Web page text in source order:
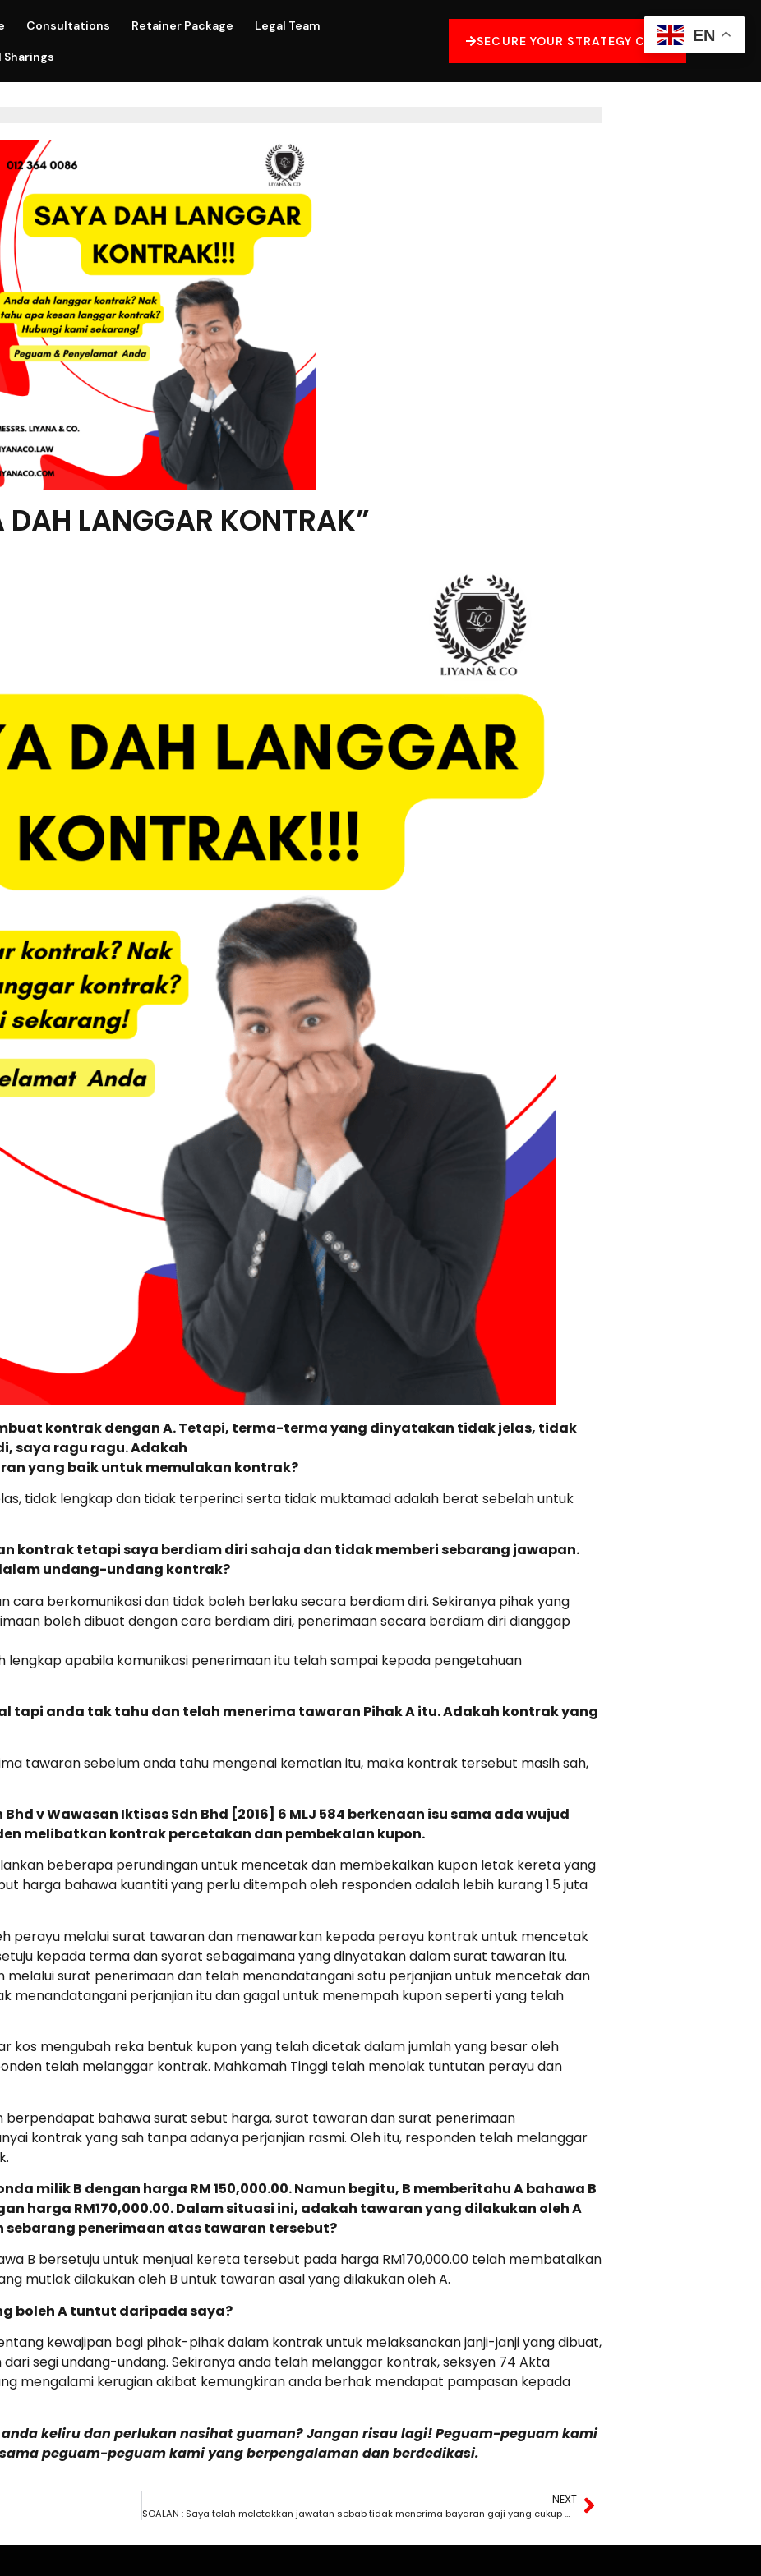
Consultations Retainer Package Legal Team
Sharings
SECURE YOUR STRATEGY CALL
DAH LANGGAR KONTRAK”
kontrak dengan A. Tetapi, terma-terma yang dinyatakan tidak jelas, tidak
saya ragu ragu. Adakah
yang baik untuk memulakan kontrak?
tidak lengkap dan tidak terperinci serta tidak muktamad adalah berat sebelah untuk
kontrak tetapi saya berdiam diri sahaja dan tidak memberi sebarang jawapan.
undang-undang kontrak?
cara berkomunikasi dan tidak boleh berlaku secara berdiam diri. Sekiranya pihak yang
boleh dibuat dengan cara berdiam diri, penerimaan secara berdiam diri dianggap
lengkap apabila komunikasi penerimaan itu telah sampai kepada pengetahuan
tapi anda tak tahu dan telah menerima tawaran Pihak A itu. Adakah kontrak yang
tawaran sebelum anda tahu mengenai kematian itu, maka kontrak tersebut masih sah,
v Wawasan Iktisas Sdn Bhd [2016] 6 MLJ 584 berkenaan isu sama ada wujud
melibatkan kontrak percetakan dan pembekalan kupon.
beberapa perundingan untuk mencetak dan membekalkan kupon letak kereta yang
harga bahawa kuantiti yang perlu ditempah oleh responden adalah lebih kurang 1.5 juta
perayu melalui surat tawaran dan menawarkan kepada perayu kontrak untuk mencetak
kepada terma dan syarat sebagaimana yang dinyatakan dalam surat tawaran itu.
surat penerimaan dan telah menandatangani satu perjanjian untuk mencetak dan
menandatangani perjanjian itu dan gagal untuk menempah kupon seperti yang telah
kos mengubah reka bentuk kupon yang telah dicetak dalam jumlah yang besar oleh
telah melanggar kontrak. Mahkamah Tinggi telah menolak tuntutan perayu dan
berpendapat bahawa surat sebut harga, surat tawaran dan surat penerimaan
kontrak yang sah tanpa adanya perjanjian rasmi. Oleh itu, responden telah melanggar
milik B dengan harga RM 150,000.00. Namun begitu, B memberitahu A bahawa B
harga RM170,000.00. Dalam situasi ini, adakah tawaran yang dilakukan oleh A
penerimaan atas tawaran tersebut?
B bersetuju untuk menjual kereta tersebut pada harga RM170,000.00 telah membatalkan
mutlak dilakukan oleh B untuk tawaran asal yang dilakukan oleh A.
boleh A tuntut daripada saya?
kewajipan bagi pihak-pihak dalam kontrak untuk melaksanakan janji-janji yang dibuat,
segi undang-undang. Sekiranya anda telah melanggar kontrak, seksyen 74 Akta
mengalami kerugian akibat kemungkiran anda berhak mendapat pampasan kepada
keliru dan perlukan nasihat guaman? Jangan risau lagi! Peguam-peguam kami
peguam-peguam kami yang berpengalaman dan berdedikasi.
NEXT
SOALAN : Saya telah meletakkan jawatan sebab tidak menerima bayaran gaji yang cukup mengikut kontrak.
EN